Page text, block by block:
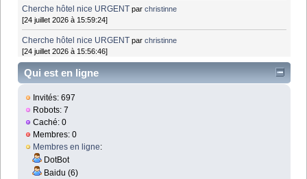
Cherche hôtel nice URGENT parchristinne
[24 juillet 2026 à 15:59:24]
Cherche hôtel nice URGENT parchristinne
[24 juillet 2026 à 15:56:46]
Qui est en ligne
Invités: 697
Robots: 7
Caché: 0
Membres: 0
Membres en ligne:
DotBot
Baidu (6)